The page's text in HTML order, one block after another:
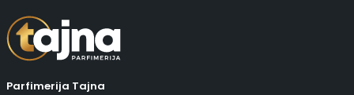
Parfimerija Tajna